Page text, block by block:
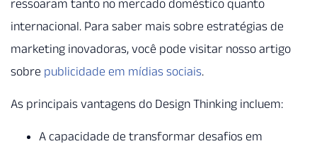
ressoaram tanto no mercado doméstico quanto
internacional. Para saber mais sobre estratégias de
marketing inovadoras, você pode visitar nosso artigo
sobre publicidade em mídias sociais.
As principais vantagens do Design Thinking incluem:
A capacidade de transformar desafios em